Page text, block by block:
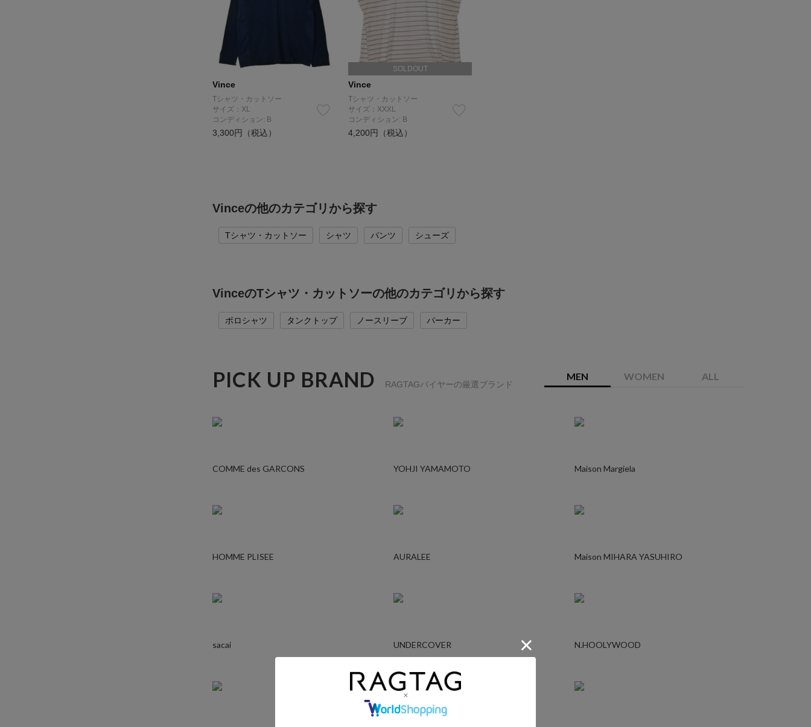
Vince
Tシャツ・カットソー
サイズ：XL
コンディション: B
3,300円（税込）
SOLDOUT
Vince
Tシャツ・カットソー
サイズ：XXXL
コンディション: B
4,200円（税込）
Vinceの他のカテゴリから探す
Tシャツ・カットソー シャツ パンツ シューズ
VinceのTシャツ・カットソーの他のカテゴリから探す
ポロシャツ タンクトップ ノースリーブ パーカー
PICK UP BRAND RAGTAGバイヤーの厳選ブランド
MEN WOMEN ALL
COMME des GARCONS YOHJI YAMAMOTO Maison Margiela
HOMME PLISEE AURALEE Maison MIHARA YASUHIRO
sacai UNDERCOVER N.HOOLYWOOD